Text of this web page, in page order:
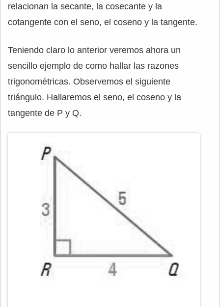
relacionan la secante, la cosecante y la
cotangente con el seno, el coseno y la tangente.
Teniendo claro lo anterior veremos ahora un
sencillo ejemplo de como hallar las razones
trigonométricas. Observemos el siguiente
triángulo. Hallaremos el seno, el coseno y la
tangente de P y Q.